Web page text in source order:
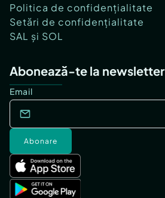
Politica de confidențialitate
Setări de confidențialitate
SAL și SOL
Abonează-te la newsletter
Email
Abonare